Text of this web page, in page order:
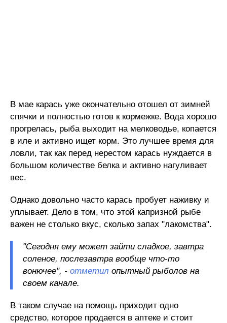
В мае карась уже окончательно отошел от зимней
спячки и полностью готов к кормежке. Вода хорошо
прогрелась, рыба выходит на мелководье, копается
в иле и активно ищет корм. Это лучшее время для
ловли, так как перед нерестом карась нуждается в
большом количестве белка и активно нагуливает
вес.
Однако довольно часто карась пробует наживку и
уплывает. Дело в том, что этой капризной рыбе
важен не столько вкус, сколько запах "лакомства".
"Сегодня ему может зайти сладкое, завтра
соленое, послезавтра вообще что-то
вонючее", - отметил опытный рыболов на
своем канале.
В таком случае на помощь приходит одно
средство, которое продается в аптеке и стоит